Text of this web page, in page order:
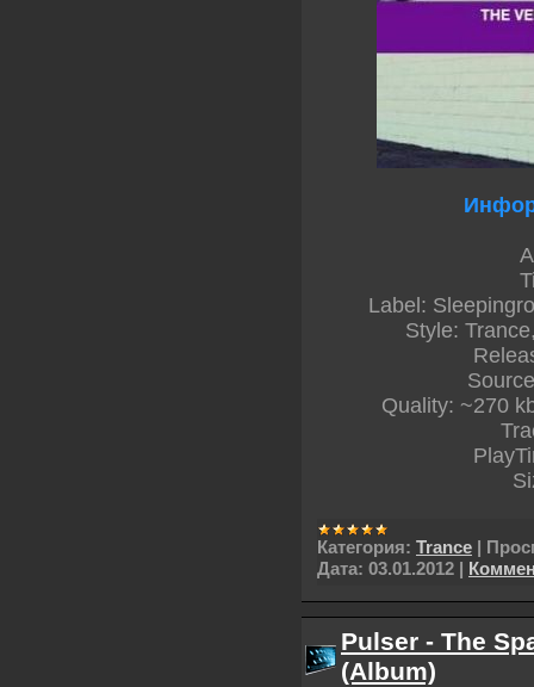
Label:
Style:
Quality: ~270
Категория: Trance |
Дата: 03.01.2012 |
Pulser - The
(Album)